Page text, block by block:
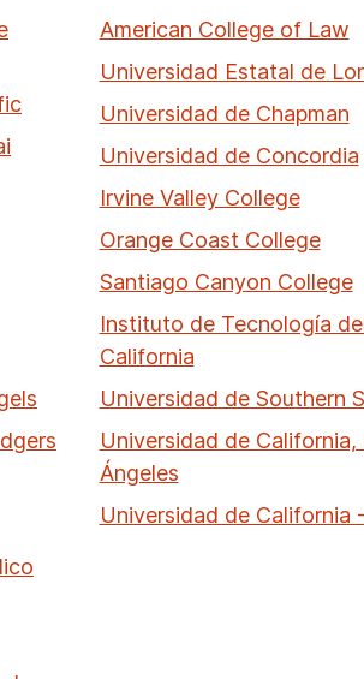
American College of Law
Universidad Estatal de
Universidad de Chapman
Universidad de Concordia
Irvine Valley College
Orange Coast College
Santiago Canyon College
Instituto de Tecnología
California
Universidad de Southern
Universidad de California,
Ángeles
Universidad de California